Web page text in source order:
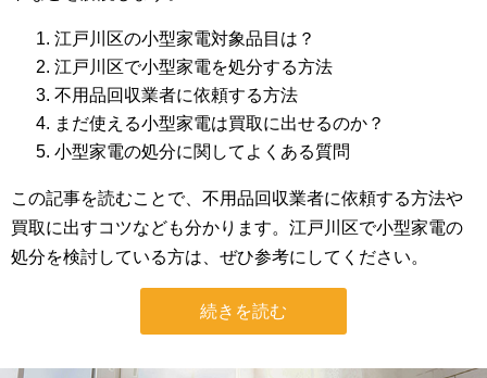
江戸川区の小型家電対象品目は？
江戸川区で小型家電を処分する方法
不用品回収業者に依頼する方法
まだ使える小型家電は買取に出せるのか？
小型家電の処分に関してよくある質問
この記事を読むことで、不用品回収業者に依頼する方法や
買取に出すコツなども分かります。江戸川区で小型家電の
処分を検討している方は、ぜひ参考にしてください。
続きを読む